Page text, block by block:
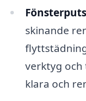
skinande
verktyg och
klara och